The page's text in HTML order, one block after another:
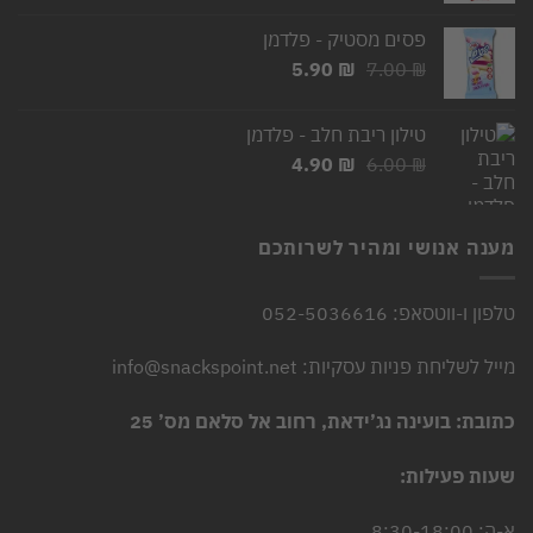
3.00 ₪.
2.50 ₪.
פסים מסטיק - פלדמן
7.00₪
המחיר
7.00 ₪.
5.90 ₪
המחיר
5.90 ₪.
טילון ריבת חלב - פלדמן
6.00₪
המחיר
6.00 ₪.
4.90 ₪
המחיר
4.90 ₪.
מענה אנושי ומהיר לשרותכם
טלפון ו-ווטסאפ: 052-5036616
מייל לשליחת פניות עסקיות: info@snackspoint.net
כתובת: בועינה נג’ידאת, רחוב אל סלאם מס’ 25
שעות פעילות: